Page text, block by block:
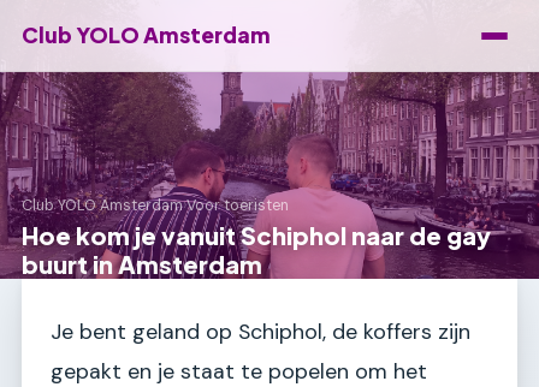
Club YOLO Amsterdam
Club YOLO Amsterdam›Voor toeristen
Hoe kom je vanuit Schiphol naar de gay
buurt in Amsterdam
Je bent geland op Schiphol, de koffers zijn
gepakt en je staat te popelen om het